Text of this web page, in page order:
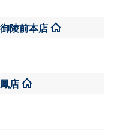
陵前本店
店